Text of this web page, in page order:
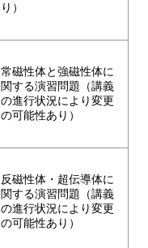
り）
常磁性体と強磁性体に
関する演習問題（講義
の進行状況により変更
の可能性あり）
反磁性体・超伝導体に
関する演習問題（講義
の進行状況により変更
の可能性あり）